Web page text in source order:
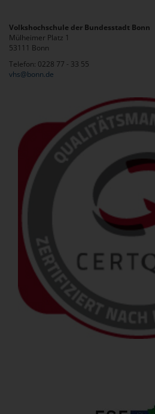
Volkshochschule der Bundesstadt Bonn
Mülheimer Platz 1
53111 Bonn
Telefon: 0228 77 - 33 55
vhs@bonn.de